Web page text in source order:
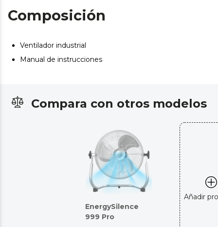
Composición
Ventilador industrial
Manual de instrucciones
Compara con otros modelos
EnergySilence
999 Pro
Añadir